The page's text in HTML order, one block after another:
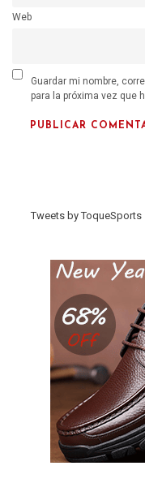
Web
Guardar mi nombre,
para la próxima vez que
Tweets by ToqueSports